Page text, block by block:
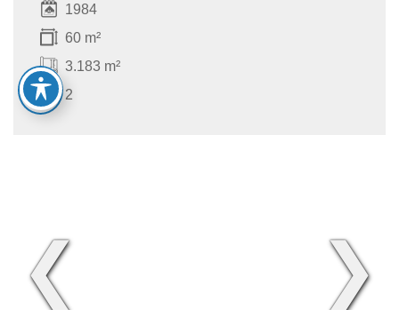
1984
60 m²
3.183 m²
2
❮ ❯